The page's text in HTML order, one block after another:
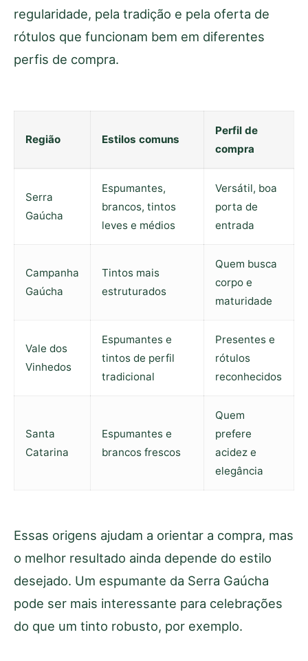
regularidade, pela tradição e pela oferta de
rótulos que funcionam bem em diferentes
perfis de compra.
Região Estilos comuns
Perfil de
compra
Serra
Gaúcha
Espumantes,
brancos, tintos
leves e médios
Versátil, boa
porta de
entrada
Campanha
Gaúcha
Tintos mais
estruturados
Quem busca
corpo e
maturidade
Vale dos
Vinhedos
Espumantes e
tintos de perfil
tradicional
Presentes e
rótulos
reconhecidos
Santa
Catarina
Espumantes e
brancos frescos
Quem
prefere
acidez e
elegância
Essas origens ajudam a orientar a compra, mas
o melhor resultado ainda depende do estilo
desejado. Um espumante da Serra Gaúcha
pode ser mais interessante para celebrações
do que um tinto robusto, por exemplo.